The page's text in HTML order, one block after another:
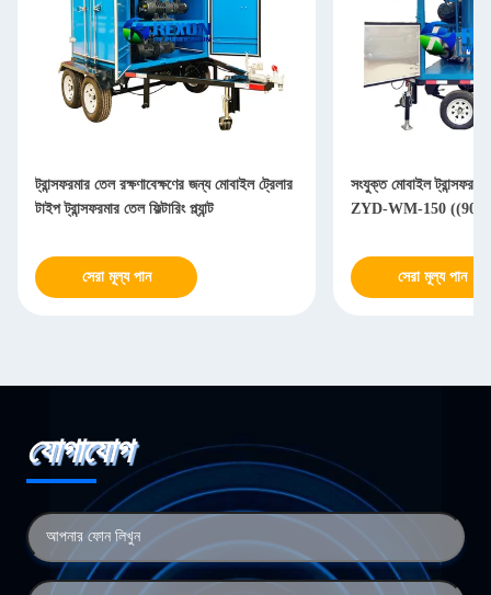
ট্রান্সফরমার তেল রক্ষণাবেক্ষণের জন্য মোবাইল ট্রেলার
টাইপ ট্রান্সফরমার তেল ফিল্টারিং প্ল্যান্ট
সেরা মূল্য পান
সংযুক্ত মোবাইল
ZYD-WM-150
সেরা মূল্য পান
যোগাযোগ